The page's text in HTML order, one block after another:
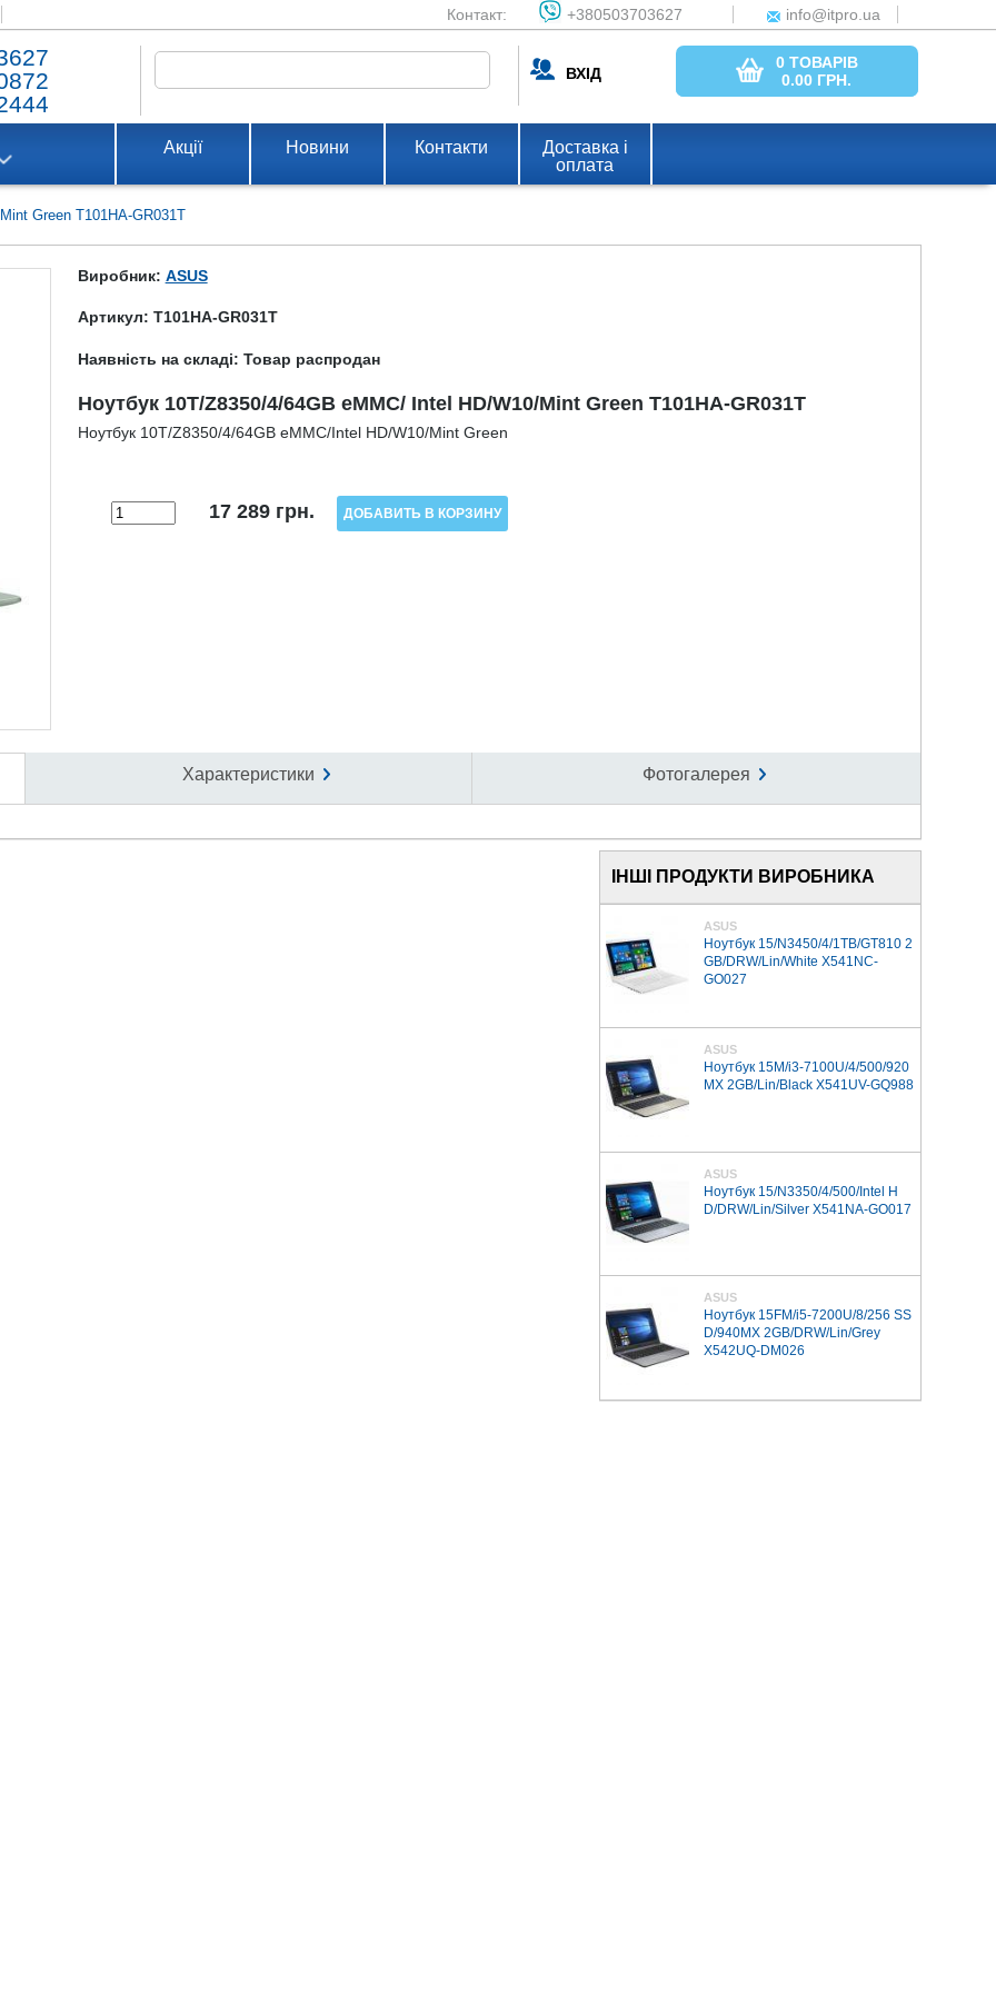
Контакт: +380503703627 info@itpro.ua
ВХІД
0 ТОВАРІВ
0.00 ГРН.
Акції Новини Контакти
Доставка і
оплата
Green T101HA-GR031T
Виробник: ASUS
Артикул: T101HA-GR031T
Наявність на складі: Товар распродан
Ноутбук 10T/Z8350/4/64GB eMMC/ Intel HD/W10/Mint Green T101HA-GR031T
Ноутбук 10T/Z8350/4/64GB eMMC/Intel HD/W10/Mint Green
17 289грн.
Характеристики Фотогалерея
ІНШІ ПРОДУКТИ ВИРОБНИКА
ASUS
Ноутбук 15/N3450/4/1TB/GT810 2
GB/DRW/Lin/White X541NC-
GO027
ASUS
Ноутбук 15M/i3-7100U/4/500/920
MX 2GB/Lin/Black X541UV-GQ988
ASUS
Ноутбук 15/N3350/4/500/Intel H
D/DRW/Lin/Silver X541NA-GO017
ASUS
Ноутбук 15FM/i5-7200U/8/256 SS
D/940MX 2GB/DRW/Lin/Grey
X542UQ-DM026